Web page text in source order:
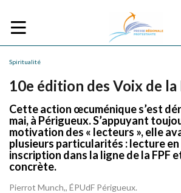
Spiritualité
10e édition des Voix de la
Cette action œcuménique s’est
mai, à Périgueux. S’appuyant
motivation des « lecteurs », elle
plusieurs particularités : lecture en
inscription dans la ligne de la FPF
concrète.
Pierrot Munch,, ÉPUdF Périgueux.